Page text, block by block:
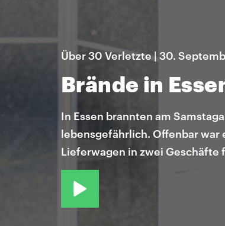
Über 30 Verletzte | 30.
Brände in
In Essen brannten am
lebensgefährlich. Offenbar war
Lieferwagen in zwei Geschäfte